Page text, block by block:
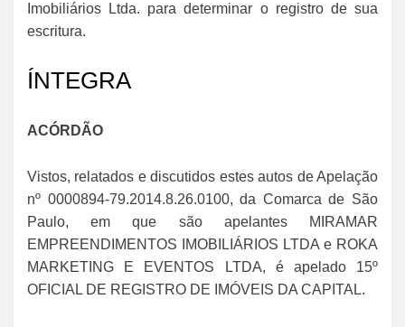
Imobiliários Ltda. para determinar o registro de sua
escritura.
ÍNTEGRA
ACÓRDÃO
Vistos, relatados e discutidos estes autos de Apelação
nº 0000894-79.2014.8.26.0100, da Comarca de São
Paulo, em que são apelantes MIRAMAR
EMPREENDIMENTOS IMOBILIÁRIOS LTDA e ROKA
MARKETING E EVENTOS LTDA, é apelado 15º
OFICIAL DE REGISTRO DE IMÓVEIS DA CAPITAL.